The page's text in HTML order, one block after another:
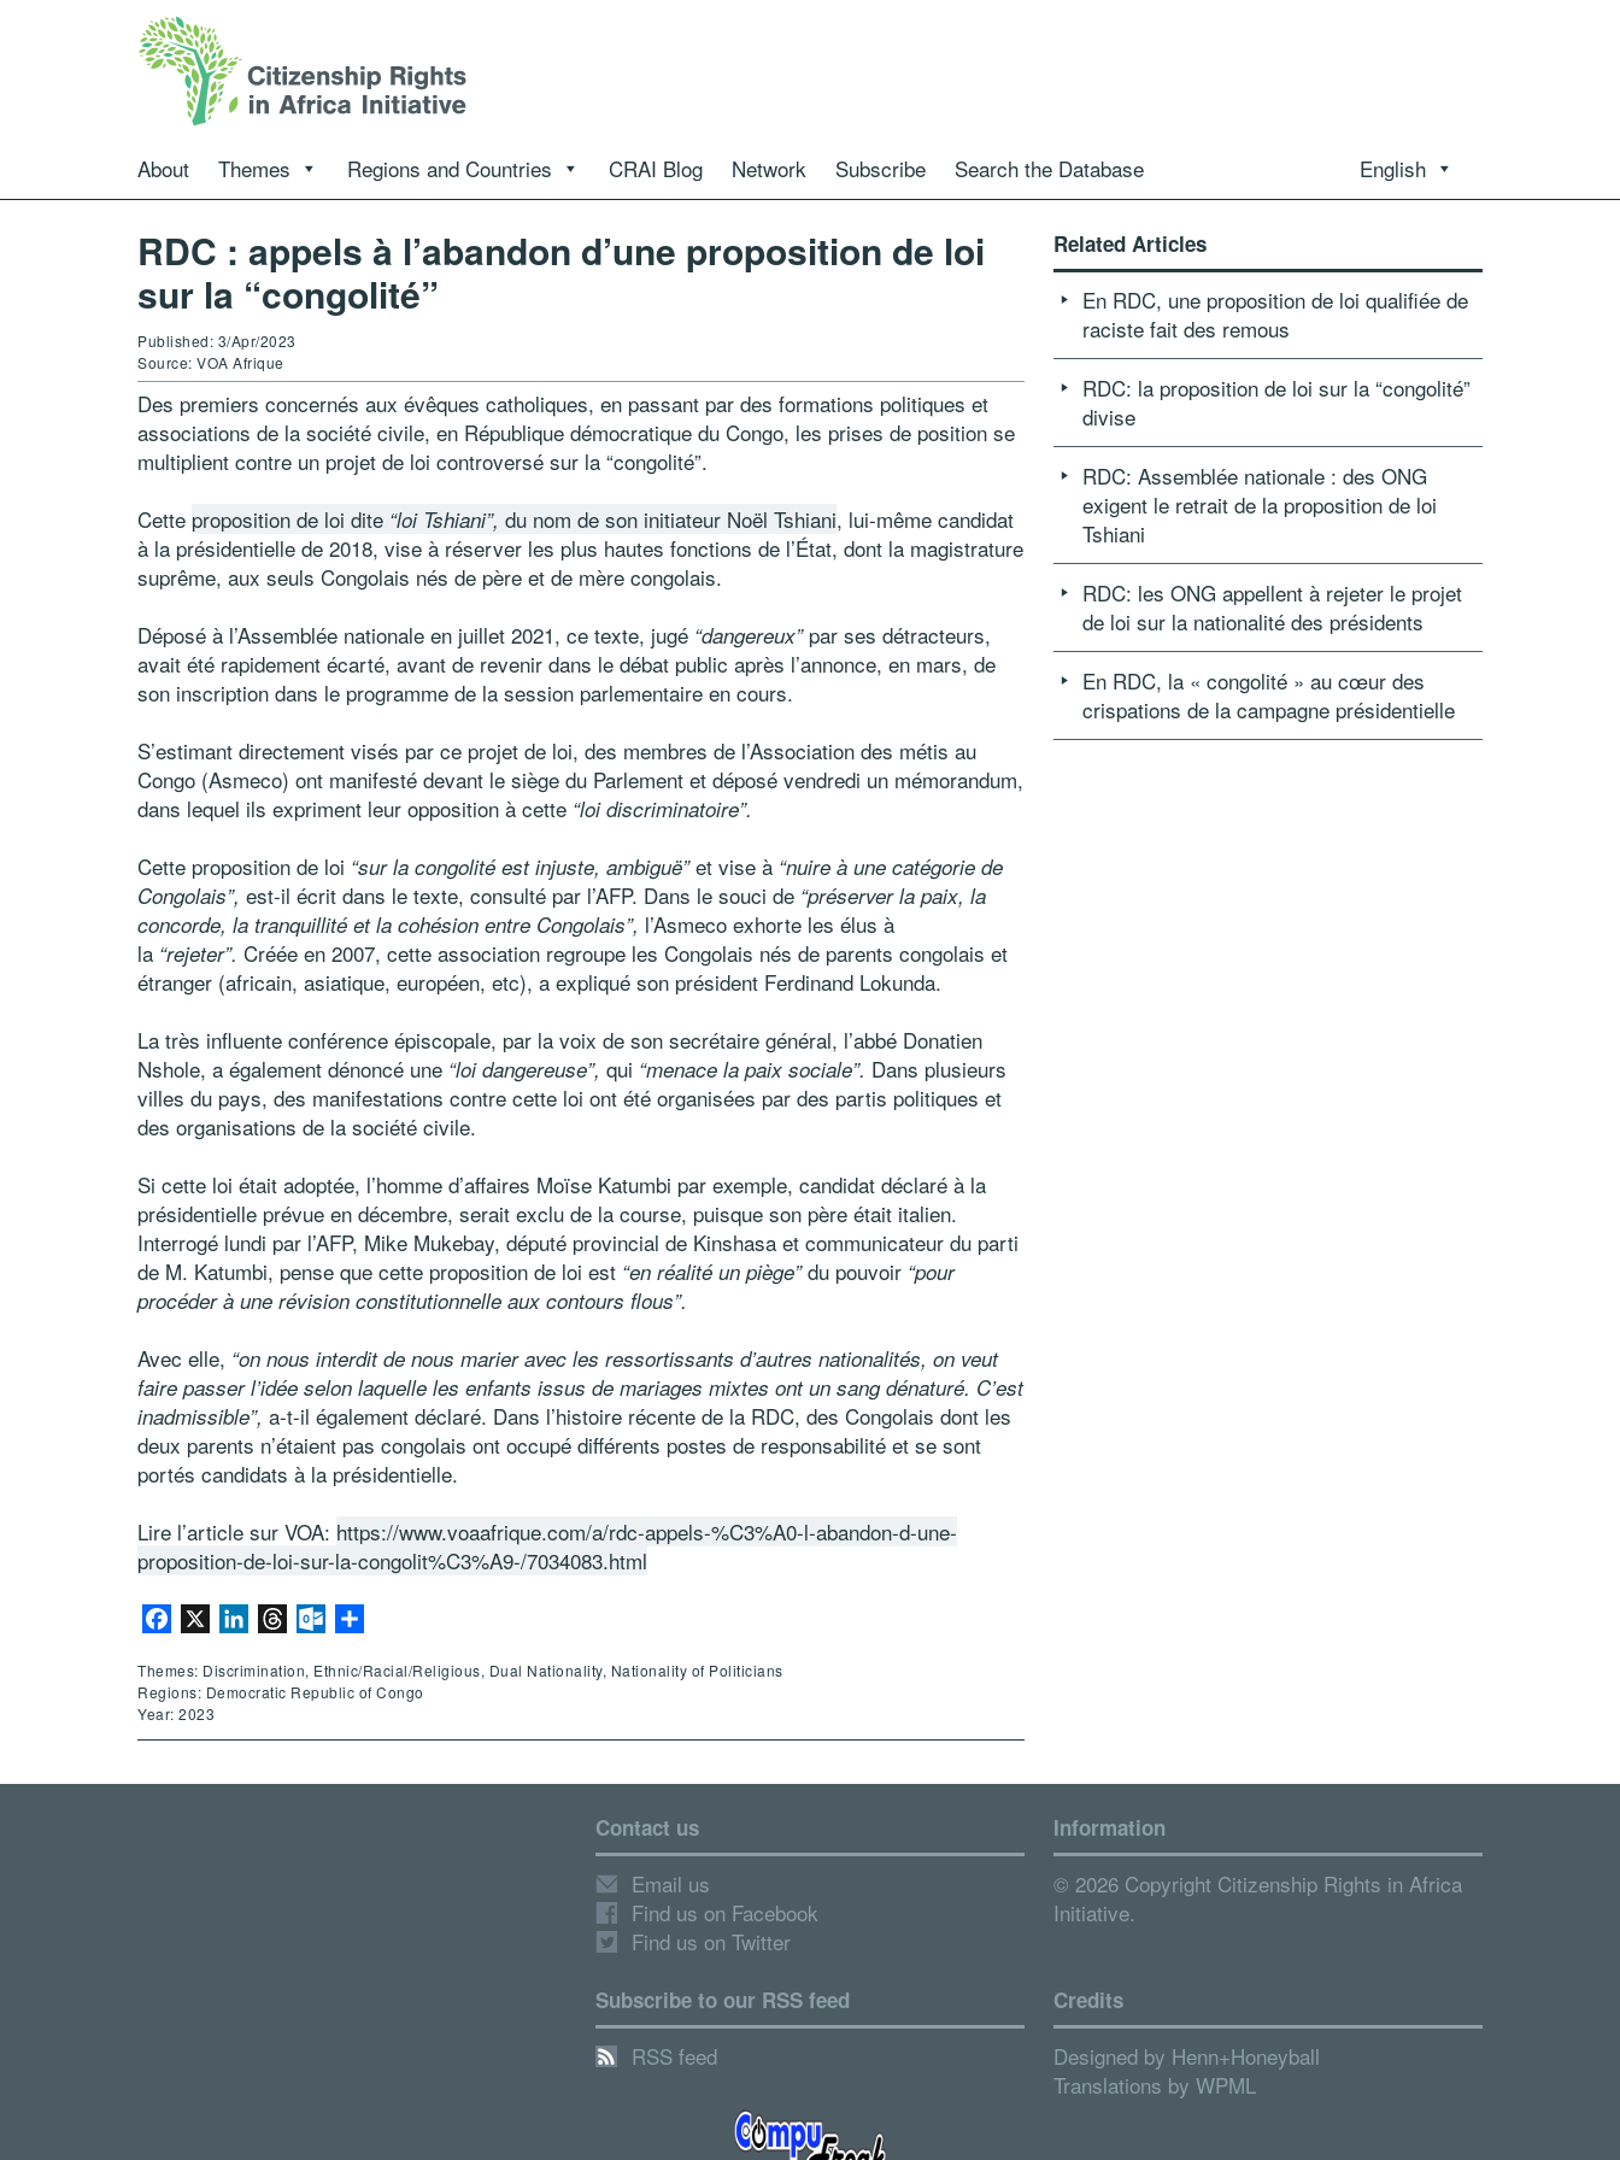
About Themes Regions and Countries CRAI Blog Network Subscribe Search the Database English
RDC : appels à l’abandon d’une proposition de loi
sur la “congolité”
Published: 3/Apr/2023
Source: VOA Afrique
Des premiers concernés aux évêques catholiques, en passant par des formations politiques et
associations de la société civile, en République démocratique du Congo, les prises de position se
multiplient contre un projet de loi controversé sur la “congolité”.
Cette proposition de loi dite “loi Tshiani”, du nom de son initiateur Noël Tshiani, lui-même candidat
à la présidentielle de 2018, vise à réserver les plus hautes fonctions de l’État, dont la magistrature
suprême, aux seuls Congolais nés de père et de mère congolais.
Déposé à l’Assemblée nationale en juillet 2021, ce texte, jugé “dangereux”par ses détracteurs,
avait été rapidement écarté, avant de revenir dans le débat public après l’annonce, en mars, de
son inscription dans le programme de la session parlementaire en cours.
S’estimant directement visés par ce projet de loi, des membres de l’Association des métis au
Congo (Asmeco) ont manifesté devant le siège du Parlement et déposé vendredi un mémorandum,
dans lequel ils expriment leur opposition à cette “loi discriminatoire”.
Cette proposition de loi “sur la congolité est injuste, ambiguë”et vise à “nuire à une catégorie de
Congolais”, est-il écrit dans le texte, consulté par l’AFP. Dans le souci de “préserver la paix, la
concorde, la tranquillité et la cohésion entre Congolais”, l’Asmeco exhorte les élus à
la “rejeter”. Créée en 2007, cette association regroupe les Congolais nés de parents congolais et
étranger (africain, asiatique, européen, etc), a expliqué son président Ferdinand Lokunda.
La très influente conférence épiscopale, par la voix de son secrétaire général, l’abbé Donatien
Nshole, a également dénoncé une “loi dangereuse”, qui “menace la paix sociale”. Dans plusieurs
villes du pays, des manifestations contre cette loi ont été organisées par des partis politiques et
des organisations de la société civile.
Si cette loi était adoptée, l’homme d’affaires Moïse Katumbi par exemple, candidat déclaré à la
présidentielle prévue en décembre, serait exclu de la course, puisque son père était italien.
Interrogé lundi par l’AFP, Mike Mukebay, député provincial de Kinshasa et communicateur du parti
de M. Katumbi, pense que cette proposition de loi est “en réalité un piège”du pouvoir “pour
procéder à une révision constitutionnelle aux contours flous”.
Avec elle, “on nous interdit de nous marier avec les ressortissants d’autres nationalités, on veut
faire passer l’idée selon laquelle les enfants issus de mariages mixtes ont un sang dénaturé. C’est
inadmissible”, a-t-il également déclaré. Dans l’histoire récente de la RDC, des Congolais dont les
deux parents n’étaient pas congolais ont occupé différents postes de responsabilité et se sont
portés candidats à la présidentielle.
Lire l’article sur VOA: https://www.voaafrique.com/a/rdc-appels-%C3%A0-l-abandon-d-une-
proposition-de-loi-sur-la-congolit%C3%A9-/7034083.html
Facebook LinkedInThreadsOutlook.com
Themes: Discrimination, Ethnic/Racial/Religious, Dual Nationality, Nationality of Politicians
Regions: Democratic Republic of Congo
Year: 2023
Related Articles
En RDC, une proposition de loi qualifiée de
raciste fait des remous
RDC: la proposition de loi sur la “congolité”
divise
RDC: Assemblée nationale : des ONG
exigent le retrait de la proposition de loi
Tshiani
RDC: les ONG appellent à rejeter le projet
de loi sur la nationalité des présidents
En RDC, la « congolité » au cœur des
crispations de la campagne présidentielle
Contact us
Email us
Find us on Facebook
Find us on Twitter
Subscribe to our RSS feed
RSS feed
Information
© 2026 Copyright Citizenship Rights in Africa
Initiative.
Credits
Designed by Henn+Honeyball
Translations by WPML